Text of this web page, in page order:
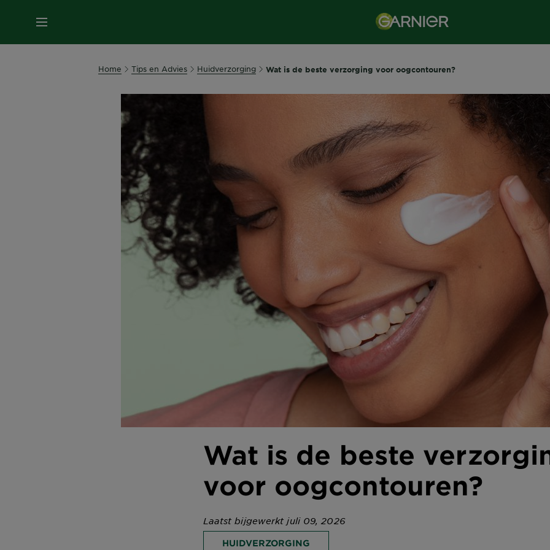
MENU
Home Tips en Advies Huidverzorging Wat is de beste verzorging voor oogcontouren?
Wat is de beste
voor oogcontouren?
Laatst bijgewerkt juli 09, 2026
HUIDVERZORGING